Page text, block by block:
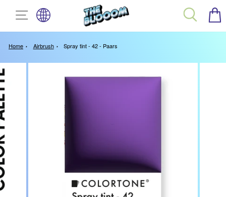
naar
inhoud
TAAL ZOEK
SITE NAVIGATIE
Home Airbrush Spray tint - 42 - Paars